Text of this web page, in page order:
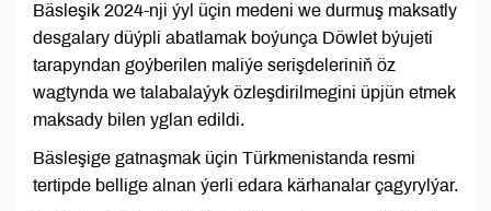
Bäsleşik 2024-nji ýyl üçin medeni we durmuş maksatly
desgalary düýpli abatlamak boýunça Döwlet býujeti
tarapyndan goýberilen maliýe serişdeleriniň öz
wagtynda we talabalaýyk özleşdirilmegini üpjün etmek
maksady bilen yglan edildi.
Bäsleşige gatnaşmak üçin Türkmenistanda resmi
tertipde bellige alnan ýerli edara kärhanalar çagyrylýar.